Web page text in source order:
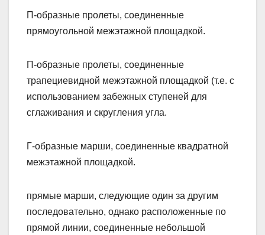
П-образные пролеты, соединенные
прямоугольной межэтажной площадкой.
П-образные пролеты, соединенные
трапециевидной межэтажной площадкой (т.е. с
использованием забежных ступеней для
сглаживания и скругления угла.
Г-образные марши, соединенные квадратной
межэтажной площадкой.
прямые марши, следующие один за другим
последовательно, однако расположенные по
прямой линии, соединенные небольшой